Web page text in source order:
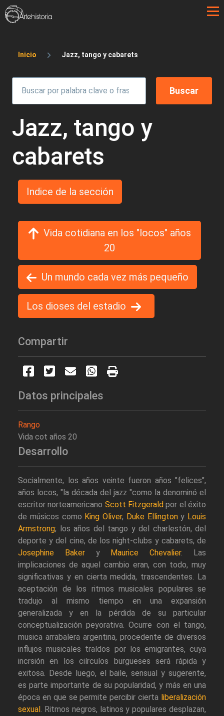
Pasar al contenido principal
Sobrescribir enlaces de ayuda a la
Inicio Jazz, tango y cabarets
Jazz, tango y
cabarets
Indice de la sección
Vida cotidiana en los "locos" años
20
Un mundo cada vez más pequeño
Los dioses del estadio
Compartir
Datos principales
Rango
Vida cot años 20
Desarrollo
Socialmente, los años veinte fueron años "felices",
años locos, "la década del jazz "como la denominó el
escritor norteamericano Scott Fitzgerald por el éxito
de músicos como King Oliver, Duke Ellingtony Louis
Armstrong; los años del tango y del charlestón, del
deporte y del cine, de los night-clubs y cabarets, de
Josephine Bakery Maurice Chevalier. Las
implicaciones de aquel cambio eran, con todo, muy
significativas y en cierta medida, trascendentes. La
aceptación de los ritmos musicales populares se
tradujo al mismo tiempo en una expansión
generalizada y en la pérdida de su particular
conceptualización peyorativa. Ocurre con el tango,
musica arrabalera argentina, procedente de diversos
influjos musicales traídos por los emigrantes, cuya
incrsión en los ciírculos burgueses será rápida y
exitosa. Desde luego, el baile, sensual y sugerente,
es parte importante de su popularidad, y más en una
época en que se permite percibir cierta liberalización
sexual . Ritmos negros, latinos y populares desplazan,